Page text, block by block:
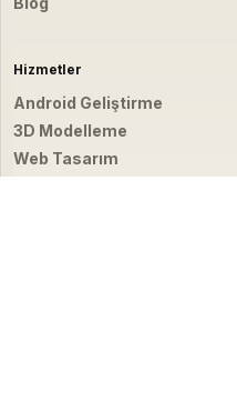
Hizmetler
Android Geliştirme
3D Modelleme
Web Tasarım